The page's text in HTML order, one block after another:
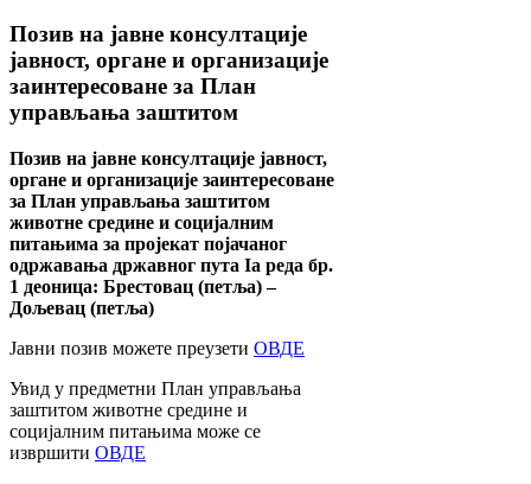
Позив на јавне консултације
јавност, органе и организације
заинтересоване за План
управљања заштитом
Позив на јавне консултације јавност,
органе и организације заинтересоване
за План управљања заштитом
животне средине и социјалним
питањима за пројекат појачаног
одржавања државног пута Ia реда бр.
1 деоница: Брестовац (петља) –
Дољевац (петља)
Јавни позив можете преузети ОВДЕ
Увид у предметни План управљања
заштитом животне средине и
социјалним питањима може се
извршити ОВДЕ